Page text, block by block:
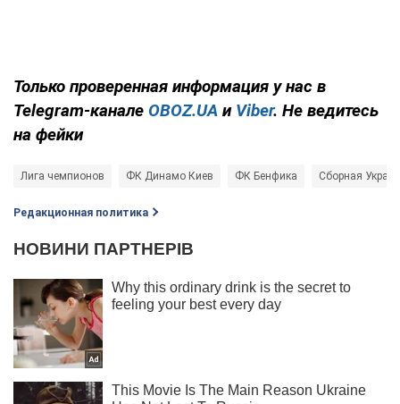
Только проверенная информация у нас в
Telegram-канале OBOZ.UA и Viber. Не ведитесь
на фейки
Лига чемпионов ФК Динамо Киев ФК Бенфика Сборная
Редакционная политика